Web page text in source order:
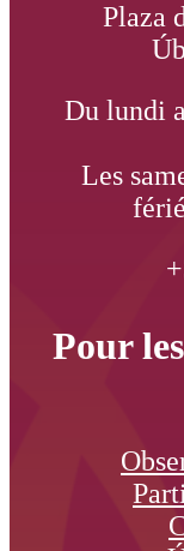
Plaza
Du lundi
Les
Pour